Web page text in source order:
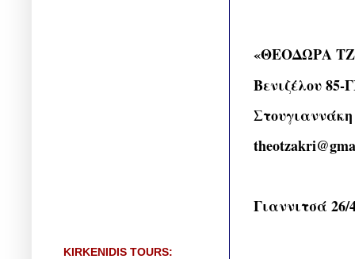
«ΘΕΟΔΩΡΑ
Βενιζέλου
Γιαννιτσά 26/
KIRKENIDIS TOURS: